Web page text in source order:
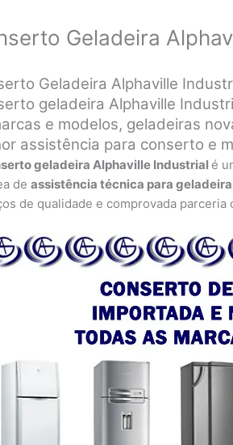
Geladeira
Geladeira Alphaville
geladeira Alphaville
e modelos, geladeiras
assistência para conserto e
geladeira Alphaville Industrial é
deassistência técnica para
de qualidade e comprovada